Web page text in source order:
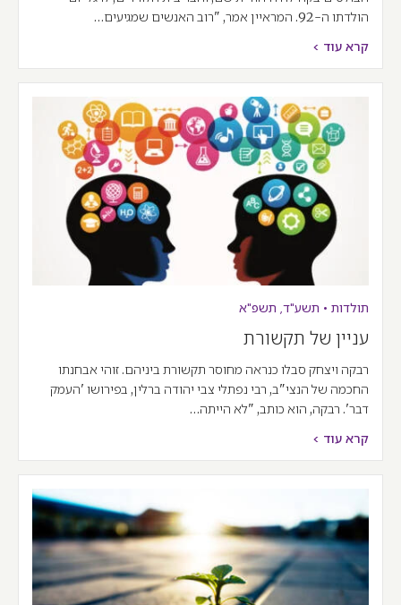
הולדתו ה-92. המראיין אמר, "רוב האנשים שמגיעים…
קרא עוד >
תולדות • תשע"ד, תשפ"א
עניין של תקשורת
רבקה ויצחק סבלו כנראה מחוסר תקשורת ביניהם. זוהי אבחנתו
החכמה של הנצי"ב, רבי נפתלי צבי יהודה ברלין, בפירושו 'העמק
דבר'. רבקה, הוא כותב, "לא הייתה…
קרא עוד >